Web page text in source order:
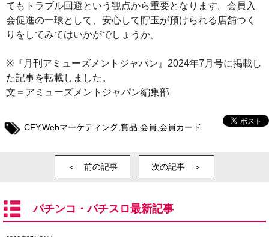
てもトラブル回避という観点から重要となります。会員入
会促進の一環として、安心して貯玉が預けられる店舗つく
りをしてみてはいかがでしょうか。
※『月刊アミューズメントジャパン』2024年7月号に掲載し
た記事を転載しました。
文＝アミューズメントジャパン編集部
CFY,Webマーケティング,賞品,会員,会員カード
＜ 前の記事 次の記事 ＞
パチンコ・パチスロ最新記事